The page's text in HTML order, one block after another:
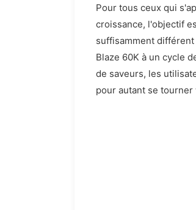
Pour tous ceux qui
croissance, l'objectif
suffisamment
Blaze 60K à un cycle
de saveurs, les
pour autant se